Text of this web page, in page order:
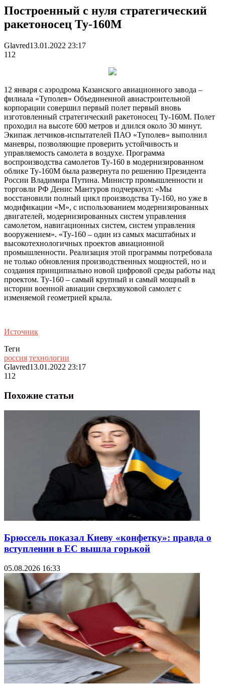
Построенный с нуля стратегический
ракетоносец Ту-160М
Glavred13.01.2022 23:17
112
12 января с аэродрома Казанского авиационного завода –
филиала «Туполев» Объединенной авиастроительной
корпорации совершил первый полет первый вновь
изготовленный стратегический ракетоносец Ту-160М. Полет
проходил на высоте 600 метров и длился около 30 минут.
Экипаж летчиков-испытателей ПАО «Туполев» выполнил
маневры, позволяющие проверить устойчивость и
управляемость самолета в воздухе. Программа
воспроизводства самолетов Ту-160 в модернизированном
облике Ту-160М была развернута по решению Президента
России Владимира Путина. Министр промышленности и
торговли РФ Денис Мантуров подчеркнул: «Мы
восстановили полный цикл производства Ту-160, но уже в
модификации «М», с использованием модернизированных
двигателей, модернизированных систем управления
самолетом, навигационных систем, систем управления
вооружением». «Ту-160 – один из самых масштабных и
высокотехнологичных проектов авиационной
промышленности. Реализация этой программы потребовала
не только обновления производственных мощностей, но и
создания принципиально новой цифровой среды работы над
проектом. Ту-160 – самый крупный и самый мощный в
истории военной авиации сверхзвуковой самолет с
изменяемой геометрией крыла.
Источник
Теги
россия технологии
Glavred13.01.2022 23:17
112
Похожие статьи
Брюссель показал Киеву «конфетку»: правда о
вступлении в ЕС вышла горькой
05.08.2026 16:33